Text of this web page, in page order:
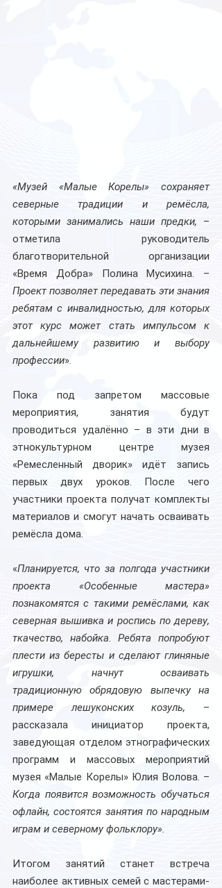
«Музей «Малые Корелы» сохраняет
северные традиции и ремёсла,
которыми занимались наши предки, –
отметила руководитель
благотворительной организации
«Время Добра» Полина Мусихина. –
Проект позволяет передавать эти знания
ребятам с инвалидностью, для которых
этот курс может стать импульсом к
дальнейшему развитию и выбору
профессии».
Пока под запретом массовые
мероприятия, занятия будут
проводиться удалённо – в эти дни в
этнокультурном центре музея
«Ремесленный дворик» идёт запись
первых двух уроков. После чего
участники проекта получат комплекты
материалов и смогут начать осваивать
ремёсла дома.
«Планируется, что за полгода участники
проекта «Особенные мастера»
познакомятся с такими ремёслами, как
северная вышивка и роспись по дереву,
ткачество, набойка. Ребята попробуют
плести из бересты и сделают глиняные
игрушки, начнут осваивать
традиционную обрядовую выпечку на
примере лешуконских козуль, –
рассказала инициатор проекта,
заведующая отделом этнографических
программ и массовых мероприятий
Когда появится возможность обучаться
офлайн, состоятся занятия по народным
играм и северному фольклору».
Итогом занятий станет встреча
наиболее активных семей с мастерами-